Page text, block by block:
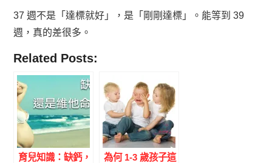
37 週不是「達標就好」，是「剛剛達標」。能等到 39
週，真的差很多。
Related Posts:
育兒知識：缺鈣，
為何 1-3 歲孩子這